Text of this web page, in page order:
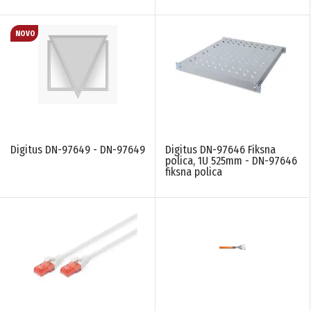
Digitus DN-97649 - DN-97649
Digitus DN-97646 Fiksna
polica, 1U 525mm - DN-97646
fiksna polica